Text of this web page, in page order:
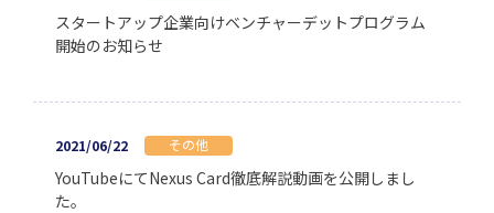
スタートアップ企業向けベンチャーデットプログラム
開始のお知らせ
2021/06/22 その他
YouTubeにてNexus Card徹底解説動画を公開しまし
た。